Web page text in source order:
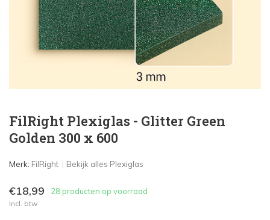
FilRight Plexiglas - Glitter Green
Golden 300 x 600
Merk: FilRight Bekijk alles Plexiglas
€18,99 28 producten op voorraad
Incl. btw